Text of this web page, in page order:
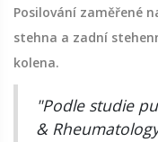
Posilování zaměřené
stehna a zadní
kolena.
"Podle studie
&